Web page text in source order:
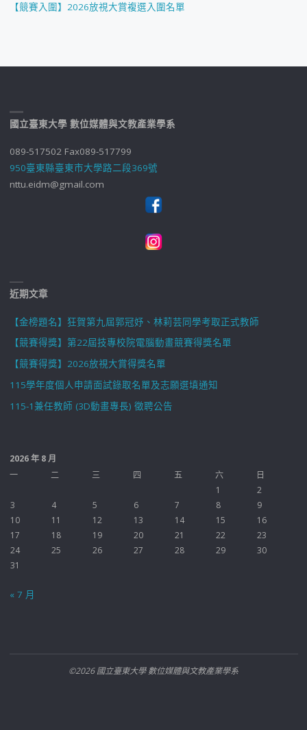
【競賽入圍】2026放視大賞複選入圍名單
國立臺東大學 數位媒體與文教產業學系
089-517502 Fax089-517799
950臺東縣臺東市大學路二段369號
nttu.eidm@gmail.com
近期文章
【金榜題名】狂賀第九屆郭冠妤、林莉芸同學考取正式教師
【競賽得獎】第22屆技專校院電腦動畫競賽得獎名單
【競賽得獎】2026放視大賞得獎名單
115學年度個人申請面試錄取名單及志願選填通知
115-1兼任教師 (3D動畫專長) 徵聘公告
2026 年 8 月
一
二 三 四 五 六
日
1
2
3
4 5 6 7 8
9
10
11 12 13 14 15
16
17
18 19 20 21 22
23
24
25 26 27 28 29
30
31
« 7 月
©2026 國立臺東大學 數位媒體與文教產業學系